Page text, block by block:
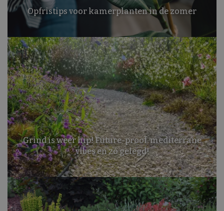
Opfristips voor kamerplanten in de zomer
Grind is weer hip! Future-proof, mediterrane
vibes en zó gelegd!